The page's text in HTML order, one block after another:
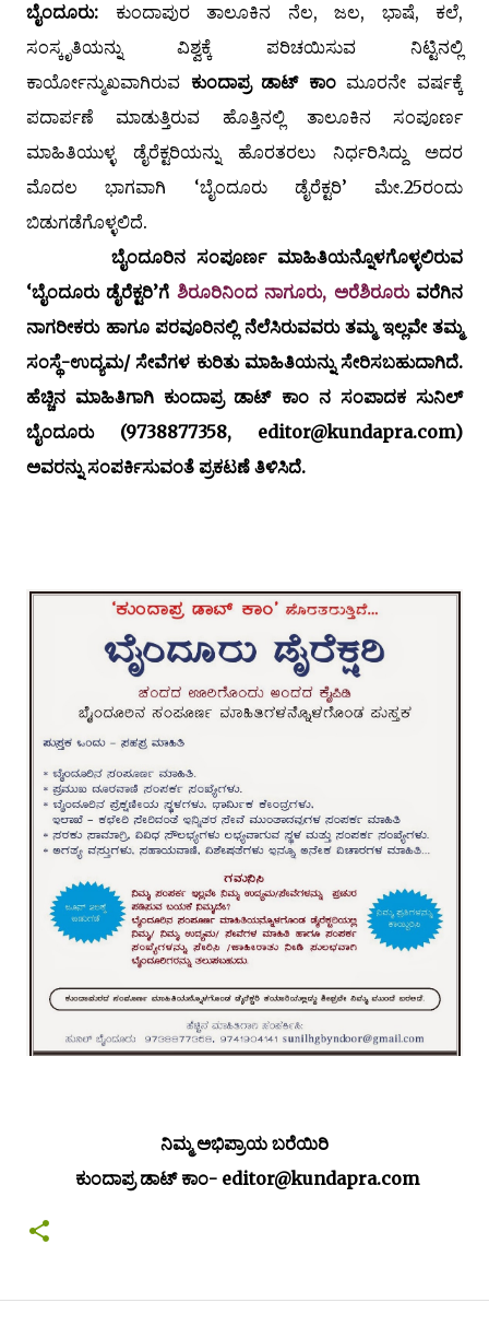
ಬೈಂದೂರು: ಕುಂದಾಪುರ ತಾಲೂಕಿನ ನೆಲ, ಜಲ, ಭಾಷೆ, ಕಲೆ,
ಸಂಸ್ಕೃತಿಯನ್ನು ವಿಶ್ವಕ್ಕೆ ಪರಿಚಯಿಸುವ ನಿಟ್ಟಿನಲ್ಲಿ
ಕಾರ್ಯೋನ್ಮುಖವಾಗಿರುವ ಕುಂದಾಪ್ರ ಡಾಟ್ ಕಾಂಮೂರನೇ ವರ್ಷಕ್ಕೆ
ಪದಾರ್ಪಣೆ ಮಾಡುತ್ತಿರುವ ಹೊತ್ತಿನಲ್ಲಿ ತಾಲೂಕಿನ ಸಂಪೂರ್ಣ
ಮಾಹಿತಿಯುಳ್ಳ ಡೈರೆಕ್ಟರಿಯನ್ನು ಹೊರತರಲು ನಿರ್ಧರಿಸಿದ್ದು ಅದರ
ಮೊದಲ ಭಾಗವಾಗಿ ‘ಬೈಂದೂರು ಡೈರೆಕ್ಟರಿ’ ಮೇ.25ರಂದು
ಬಿಡುಗಡೆಗೊಳ್ಳಲಿದೆ.
ಬೈಂದೂರಿನ ಸಂಪೂರ್ಣ ಮಾಹಿತಿಯನ್ನೊಳಗೊಳ್ಳಲಿರುವ
‘ಬೈಂದೂರು ಡೈರೆಕ್ಟರಿ’ಗೆ ಶಿರೂರಿನಿಂದ ನಾಗೂರು, ಅರೆಶಿರೂರುವರೆಗಿನ
ನಾಗರೀಕರು ಹಾಗೂ ಪರವೂರಿನಲ್ಲಿ ನೆಲೆಸಿರುವವರು ತಮ್ಮ ಇಲ್ಲವೇ ತಮ್ಮ
ಸಂಸ್ಥೆ-ಉದ್ಯಮ/ ಸೇವೆಗಳ ಕುರಿತು ಮಾಹಿತಿಯನ್ನು ಸೇರಿಸಬಹುದಾಗಿದೆ.
ಹೆಚ್ಚಿನ ಮಾಹಿತಿಗಾಗಿ ಕುಂದಾಪ್ರ ಡಾಟ್ ಕಾಂ ನ ಸಂಪಾದಕ ಸುನಿಲ್
ಬೈಂದೂರು (9738877358, editor@kundapra.com)
ಅವರನ್ನು ಸಂಪರ್ಕಿಸುವಂತೆ ಪ್ರಕಟಣೆ ತಿಳಿಸಿದೆ.
ನಿಮ್ಮ ಅಭಿಪ್ರಾಯ ಬರೆಯಿರಿ
ಕುಂದಾಪ್ರ ಡಾಟ್ ಕಾಂ- editor@kundapra.com